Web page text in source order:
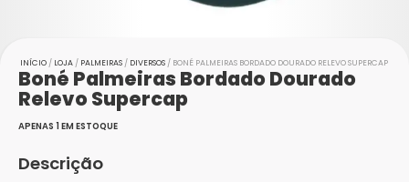
INÍCIO / LOJA / PALMEIRAS / DIVERSOS / BONÉ PALMEIRAS BORDADO DOURADO RELEVO SUPERCAP
Boné Palmeiras Bordado Dourado
Relevo Supercap
APENAS 1 EM ESTOQUE
Descrição